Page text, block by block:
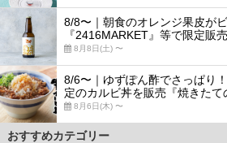
8/8〜｜朝食のオレンジ果皮が
『2416MARKET』等で限定販
8月8日(土) 〜
8/6〜｜ゆずぽん酢でさっぱり
定のカルビ丼を販売『焼きたて
8月6日(木) 〜
おすすめカテゴリー